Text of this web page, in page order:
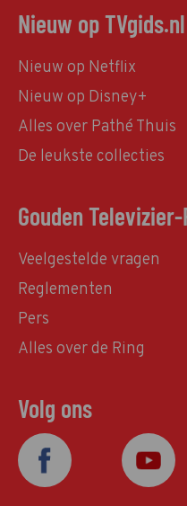
Nieuw op TVgids.nl
Nieuw op Netflix
Nieuw op Disney+
Alles over Pathé Thuis
De leukste collecties
Gouden Televizier-
Veelgestelde vragen
Reglementen
Pers
Alles over de Ring
Volg ons